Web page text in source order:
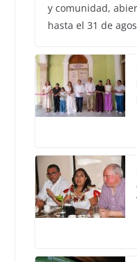
y comunidad,
hasta el 31 de